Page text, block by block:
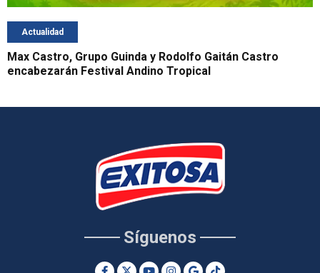
Actualidad
Max Castro, Grupo Guinda y Rodolfo Gaitán Castro
encabezarán Festival Andino Tropical
Síguenos